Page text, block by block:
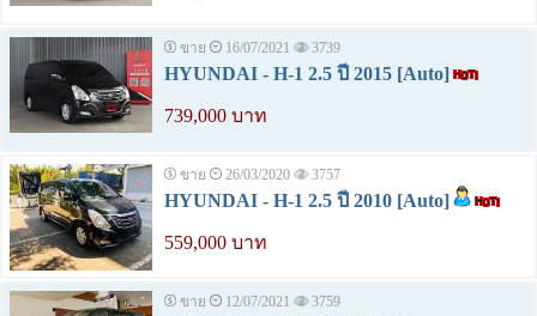
ขาย 16/07/2021 3739
HYUNDAI - H-1 2.5 ปี 2015 [Auto]
739,000 บาท
ขาย 26/03/2020 3757
HYUNDAI - H-1 2.5 ปี 2010 [Auto]
559,000 บาท
ขาย 12/07/2021 3759